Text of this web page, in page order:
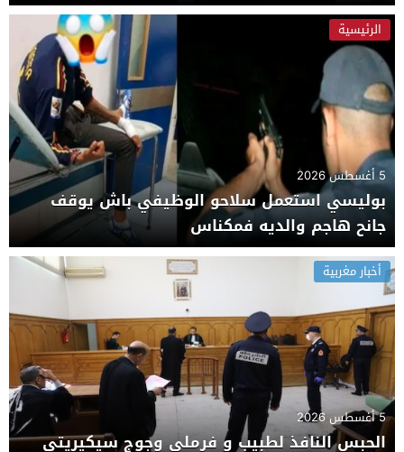
الرئيسية
5 أغسطس 2026
بوليسي استعمل سلاحو الوظيفي باش يوقف
جانح هاجم والديه فمكناس
أخبار مغربية
5 أغسطس 2026
الحبس النافذ لطبيب و فرملي وجوج سيكيريتي